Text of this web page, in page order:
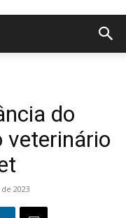
do
veterinário
2023